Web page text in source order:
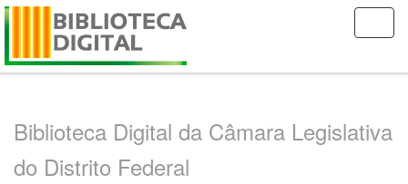
Skip
Biblioteca Digital da Câmara Legislativa
do Distrito Federal